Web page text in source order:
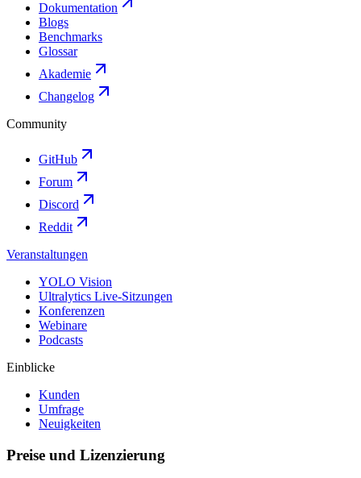
Dokumentation
Blogs
Benchmarks
Glossar
Akademie
Changelog
Community
GitHub
Forum
Discord
Reddit
Veranstaltungen
YOLO Vision
Ultralytics Live-Sitzungen
Konferenzen
Webinare
Podcasts
Einblicke
Kunden
Umfrage
Neuigkeiten
Preise und Lizenzierung